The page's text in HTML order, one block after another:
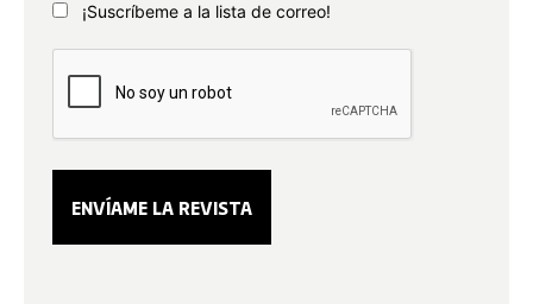
¡Suscríbeme a la lista de correo!